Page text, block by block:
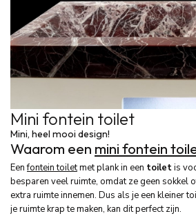
Mini fontein toilet
Mini, heel mooi design!
Waarom een mini fontein
Eenfontein toiletmet plank in een toiletis
besparen veel ruimte, omdat ze geen sokkel
extra ruimte innemen. Dus als je een kleiner
je ruimte krap te maken, kan dit perfect zijn.